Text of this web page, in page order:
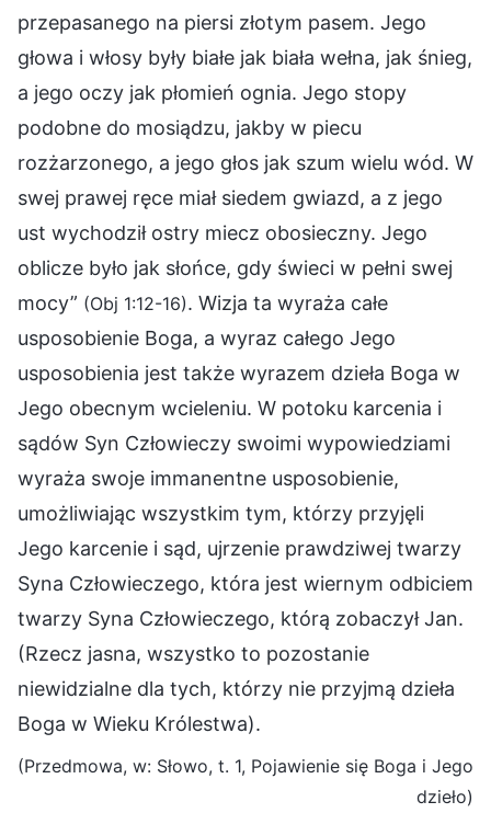
przepasanego na piersi złotym pasem. Jego
głowa i włosy były białe jak biała wełna, jak śnieg,
a jego oczy jak płomień ognia. Jego stopy
podobne do mosiądzu, jakby w piecu
rozżarzonego, a jego głos jak szum wielu wód. W
swej prawej ręce miał siedem gwiazd, a z jego
ust wychodził ostry miecz obosieczny. Jego
oblicze było jak słońce, gdy świeci w pełni swej
mocy” (Obj 1:12-16). Wizja ta wyraża całe
usposobienie Boga, a wyraz całego Jego
usposobienia jest także wyrazem dzieła Boga w
Jego obecnym wcieleniu. W potoku karcenia i
sądów Syn Człowieczy swoimi wypowiedziami
wyraża swoje immanentne usposobienie,
umożliwiając wszystkim tym, którzy przyjęli
Jego karcenie i sąd, ujrzenie prawdziwej twarzy
Syna Człowieczego, która jest wiernym odbiciem
twarzy Syna Człowieczego, którą zobaczył Jan.
(Rzecz jasna, wszystko to pozostanie
niewidzialne dla tych, którzy nie przyjmą dzieła
Boga w Wieku Królestwa).
(Przedmowa, w: Słowo, t. 1, Pojawienie się Boga i Jego
dzieło)